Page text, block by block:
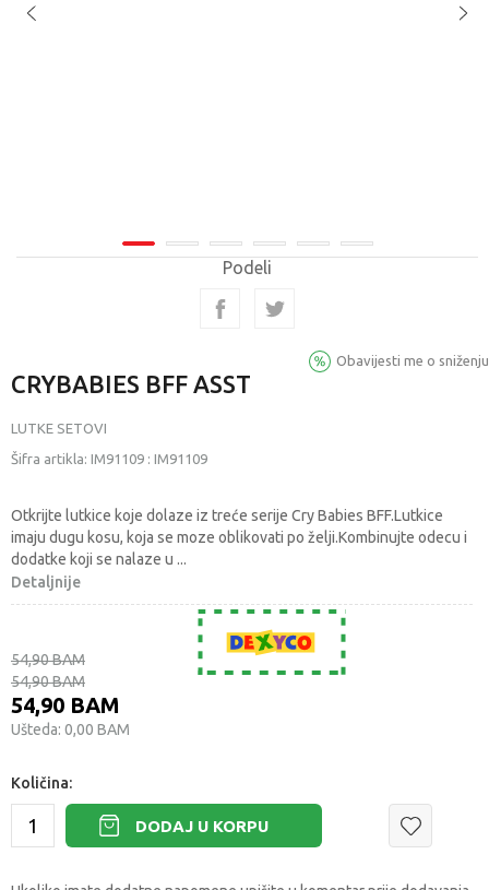
Podeli
CRYBABIES BFF ASST
LUTKE SETOVI
Šifra artikla: IM91109 : IM91109
Otkrijte lutkice koje dolaze iz treće serije Cry Babies BFF.Lutkice
imaju dugu kosu, koja se moze oblikovati po želji.Kombinujte odecu i
dodatke koji se nalaze u ...
Detaljnije
54,90BAM
54,90BAM
54,90 BAM
Ušteda: 0,00 BAM
Obavijesti me o sniženju
Količina:
DODAJ U KORPU